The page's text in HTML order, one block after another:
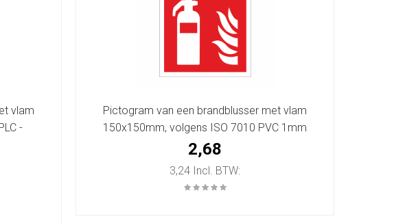
vlam
-
Pictogram van een brandblusser met vlam
150x150mm, volgens ISO 7010 PVC 1mm
2,68
3,24 Incl. BTW: